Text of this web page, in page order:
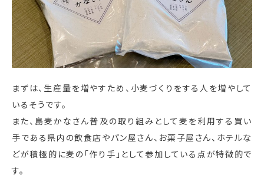
まずは、生産量を増やすため、小麦づくりをする人を増やして
いるそうです。
また、島麦かなさん普及の取り組みとして麦を利用する買い
手である県内の飲食店やパン屋さん、お菓子屋さん、ホテルな
どが積極的に麦の「作り手」として参加している点が特徴的で
す。